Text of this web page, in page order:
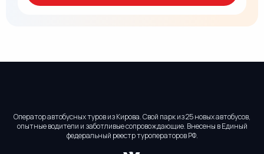
Оператор автобусных туров из Кирова. Свой парк из 25 новых автобусов,
опытные водители и заботливые сопровождающие. Внесены в Единый
федеральный реестр туроператоров РФ.